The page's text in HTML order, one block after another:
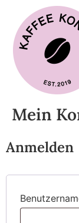
Mein
Anmelden